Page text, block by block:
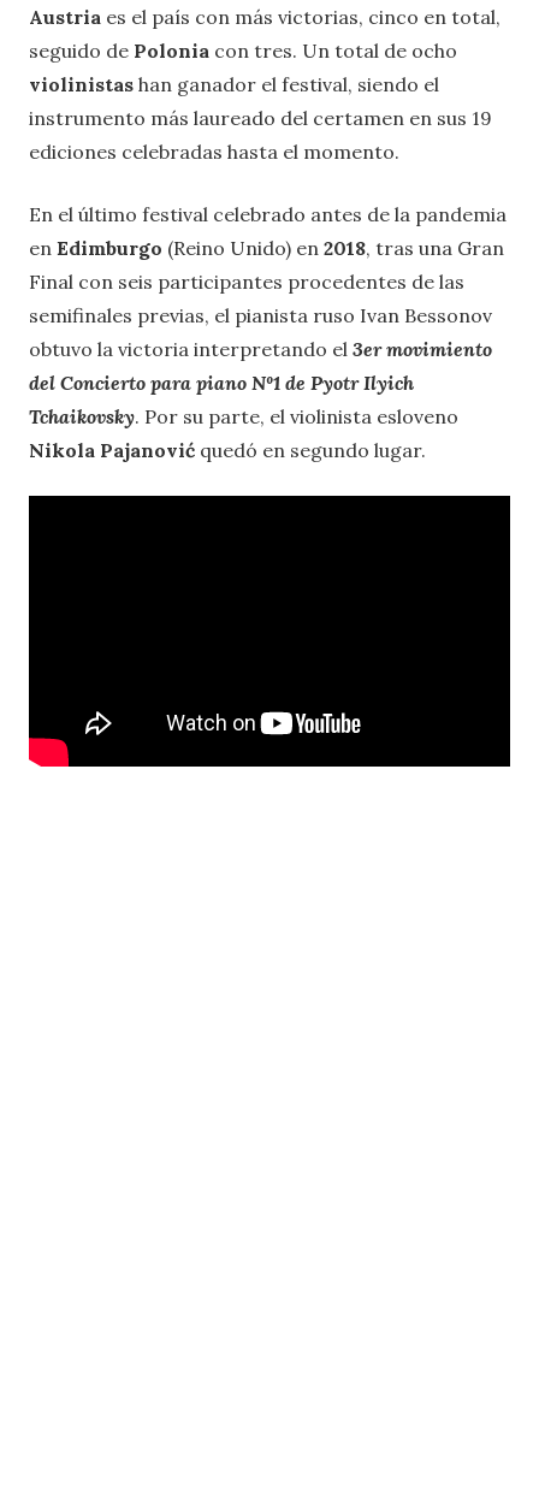
Austria es el país con más victorias, cinco en total,
seguido de Polonia con tres. Un total de ocho
violinistas han ganador el festival, siendo el
instrumento más laureado del certamen en sus 19
ediciones celebradas hasta el momento.
En el último festival celebrado antes de la pandemia
en Edimburgo (Reino Unido) en 2018, tras una Gran
Final con seis participantes procedentes de las
semifinales previas, el pianista ruso Ivan Bessonov
obtuvo la victoria interpretando el 3er movimiento
del Concierto para piano Nº1 de Pyotr Ilyich
Tchaikovsky. Por su parte, el violinista esloveno
Nikola Pajanović quedó en segundo lugar.